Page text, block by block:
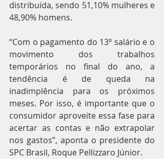
distribuída, sendo 51,10% mulheres e
48,90% homens.
“Com o pagamento do 13º salário e o
movimento dos trabalhos
temporários no final do ano, a
tendência é de queda na
inadimplência para os próximos
meses. Por isso, é importante que o
consumidor aproveite essa fase para
acertar as contas e não extrapolar
nos gastos”, aponta o presidente do
SPC Brasil, Roque Pellizzaro Júnior.